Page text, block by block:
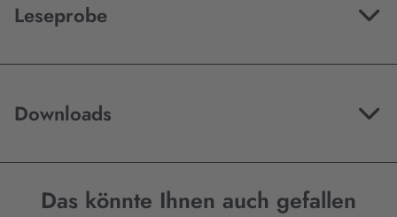
Leseprobe
Downloads
Das könnte Ihnen auch gefallen